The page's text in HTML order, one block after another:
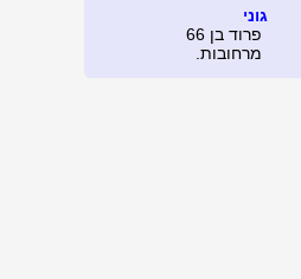
גוני
פרוד בן 66
מרחובות.